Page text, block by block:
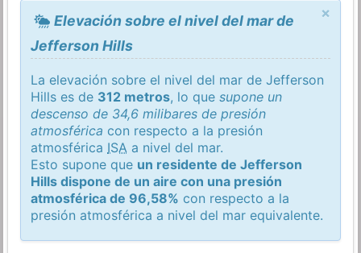
×
Elevación sobre el nivel del mar de
Jefferson Hills
La elevación sobre el nivel del mar de Jefferson
Hills es de 312 metros, lo quesupone un
descenso de 34,6 milibares de presión
atmosférica con respecto a la presión
atmosférica ISA a nivel del mar.
Esto supone que un residente de Jefferson
Hills dispone de un aire con una presión
atmosférica de 96,58% con respecto a la
presión atmosférica a nivel del mar equivalente.